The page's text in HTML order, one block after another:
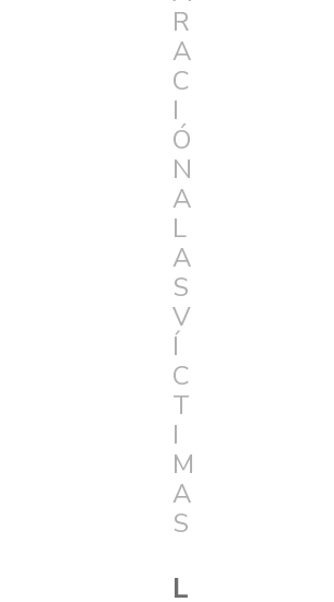
R
A
C
I
Ó
N
A
L
A
S
V
Í
C
T
I
M
A
S
L